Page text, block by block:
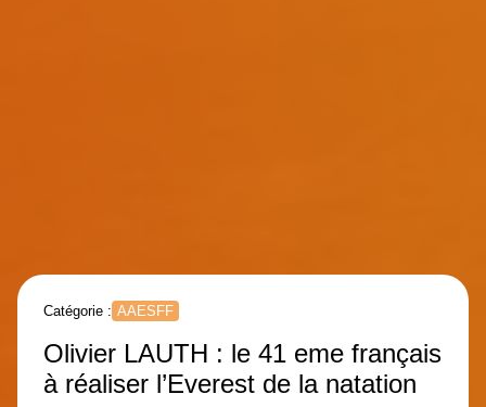
Catégorie : AAESFF
Olivier LAUTH : le 41 eme français
à réaliser l’Everest de la natation